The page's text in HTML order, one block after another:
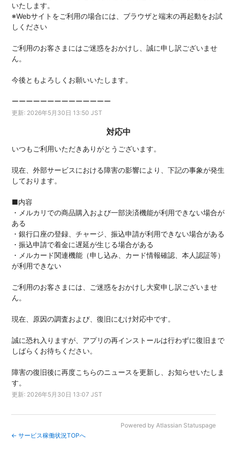
いたします。
※Webサイトをご利用の場合には、ブラウザと端末の再起動をお試
しください
ご利用のお客さまにはご迷惑をおかけし、誠に申し訳ございませ
ん。
今後ともよろしくお願いいたします。
ーーーーーーーーーーーーーー
更新: 2026年5月30日 13:50 JST
対応中
いつもご利用いただきありがとうございます。
現在、外部サービスにおける障害の影響により、下記の事象が発生
しております。
■内容
・メルカリでの商品購入および一部決済機能が利用できない場合が
ある
・銀行口座の登録、チャージ、振込申請が利用できない場合がある
・振込申請で着金に遅延が生じる場合がある
・メルカード関連機能（申し込み、カード情報確認、本人認証等）
が利用できない
ご利用のお客さまには、ご迷惑をおかけし大変申し訳ございませ
ん。
現在、原因の調査および、復旧にむけ対応中です。
誠に恐れ入りますが、アプリの再インストールは行わずに復旧まで
しばらくお待ちください。
障害の復旧後に再度こちらのニュースを更新し、お知らせいたしま
す。
更新: 2026年5月30日 13:07 JST
← サービス稼働状況TOPへ
Powered by Atlassian Statuspage